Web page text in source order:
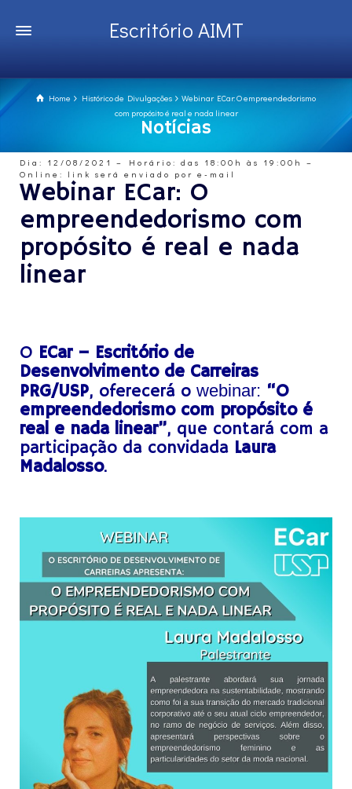
Escritório AIMT
Home Histórico de Divulgações
Webinar ECar: O empreendedorismo
com propósito é real e nada linear
Notícias
Dia: 12/08/2021 – Horário: das 18:00h às 19:00h –
Online: link será enviado por e-mail
Webinar ECar: O
empreendedorismo com
propósito é real e nada
linear
O ECar – Escritório de
Desenvolvimento de Carreiras
PRG/USP, oferecerá o webinar: “O
empreendedorismo com propósito é
real e nada linear”, que contará com a
participação da convidada Laura
Madalosso.